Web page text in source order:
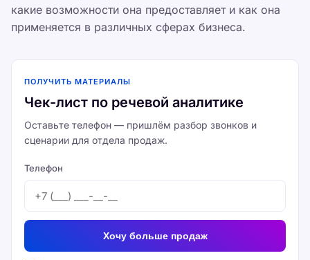
какие возможности она предоставляет и как она
применяется в различных сферах бизнеса.
ПОЛУЧИТЬ МАТЕРИАЛЫ
Чек-лист по речевой аналитике
Оставьте телефон — пришлём разбор звонков и
сценарии для отдела продаж.
Телефон
Хочу больше продаж